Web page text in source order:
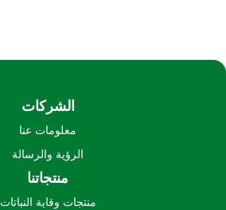
الشركات
معلومات عنا
الرؤية والرسالة
منتجاتنا
منتجات وقاية النباتات